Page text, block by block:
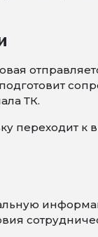
ТК.
переходит